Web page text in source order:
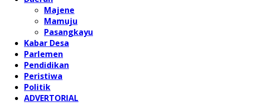
Majene
Mamuju
Pasangkayu
Kabar Desa
Parlemen
Pendidikan
Peristiwa
Politik
ADVERTORIAL